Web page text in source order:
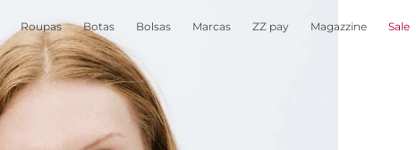
Roupas Botas Bolsas Marcas ZZ pay Magazzine Sale